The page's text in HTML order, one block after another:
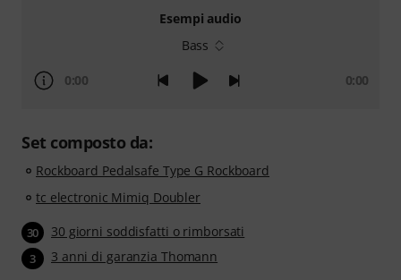
Esempi audio
Bass
0:00 0:00
Set composto da:
Rockboard Pedalsafe Type G Rockboard
tc electronic Mimiq Doubler
30 30 giorni soddisfatti o rimborsati
3 3 anni di garanzia Thomann